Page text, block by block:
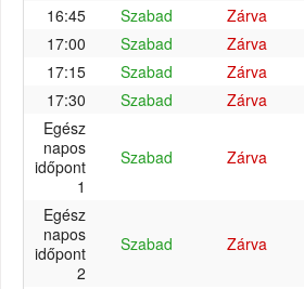
16:45
Szabad Zárva
17:00
Szabad Zárva
17:15
Szabad Zárva
17:30
Szabad Zárva
Egész
napos
időpont
1
Szabad Zárva
Egész
napos
időpont
2
Szabad Zárva